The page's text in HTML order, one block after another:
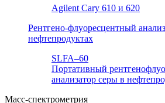
Agilent Cary 610 и 620
Рентгено-флуоресцентный
нефтепродуктах
SLFA–60
Портативный
анализатор серы в
Масс-спектрометрия